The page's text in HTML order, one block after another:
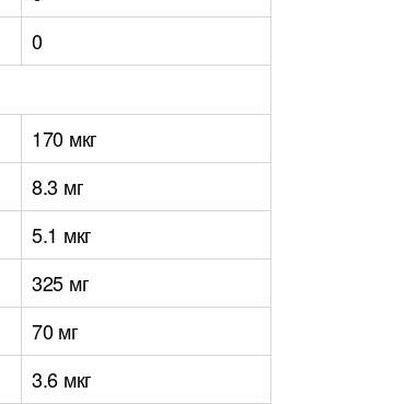
0
170 мкг
8.3 мг
5.1 мкг
325 мг
70 мг
3.6 мкг